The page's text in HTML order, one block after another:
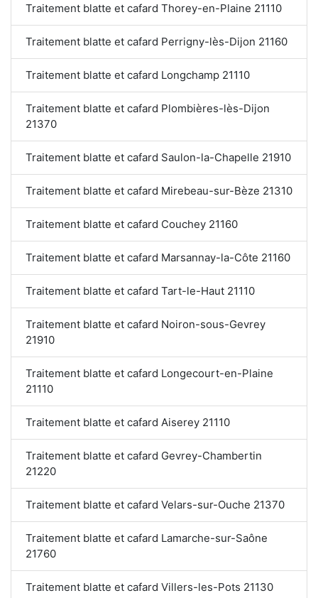
Traitement blatte et cafard Thorey-en-Plaine 21110
Traitement blatte et cafard Perrigny-lès-Dijon 21160
Traitement blatte et cafard Longchamp 21110
Traitement blatte et cafard Plombières-lès-Dijon
21370
Traitement blatte et cafard Saulon-la-Chapelle 21910
Traitement blatte et cafard Mirebeau-sur-Bèze 21310
Traitement blatte et cafard Couchey 21160
Traitement blatte et cafard Marsannay-la-Côte 21160
Traitement blatte et cafard Tart-le-Haut 21110
Traitement blatte et cafard Noiron-sous-Gevrey
21910
Traitement blatte et cafard Longecourt-en-Plaine
21110
Traitement blatte et cafard Aiserey 21110
Traitement blatte et cafard Gevrey-Chambertin
21220
Traitement blatte et cafard Velars-sur-Ouche 21370
Traitement blatte et cafard Lamarche-sur-Saône
21760
Traitement blatte et cafard Villers-les-Pots 21130